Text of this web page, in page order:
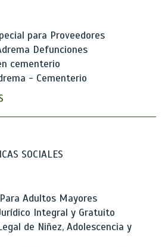
para Proveedores
Defunciones
cementerio
- Cementerio
SOCIALES
Adultos Mayores
Integral y Gratuito
de Niñez, Adolescencia y